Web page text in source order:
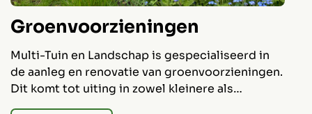
Groenvoorzieningen
Multi-Tuin en Landschap is gespecialiseerd in
de aanleg en renovatie van groenvoorzieningen.
Dit komt tot uiting in zowel kleinere als
meerjarige grote projecten.